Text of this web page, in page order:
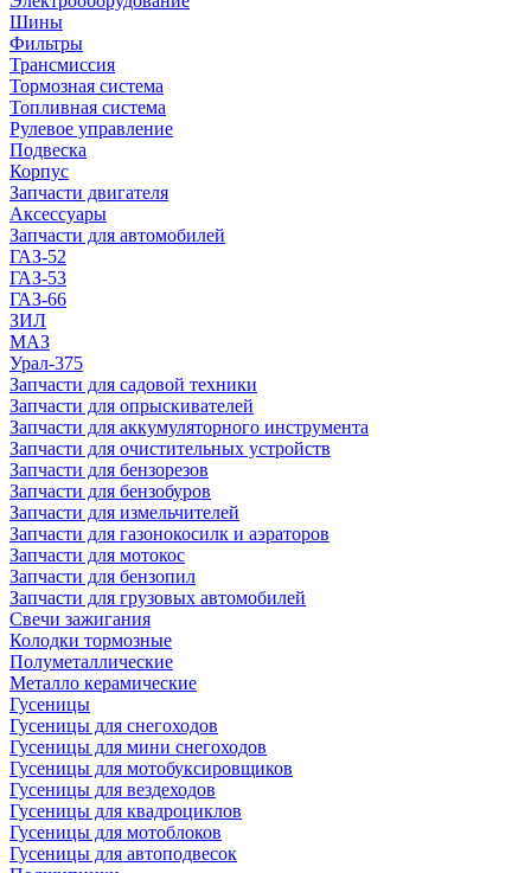
Шины
Фильтры
Трансмиссия
Тормозная система
Топливная система
Рулевое управление
Подвеска
Корпус
Запчасти двигателя
Аксессуары
Запчасти для автомобилей
ГАЗ-52
ГАЗ-53
ГАЗ-66
ЗИЛ
МАЗ
Урал-375
Запчасти для садовой техники
Запчасти для опрыскивателей
Запчасти для аккумуляторного инструмента
Запчасти для очистительных устройств
Запчасти для бензорезов
Запчасти для бензобуров
Запчасти для измельчителей
Запчасти для газонокосилк и аэраторов
Запчасти для мотокос
Запчасти для бензопил
Запчасти для грузовых автомобилей
Свечи зажигания
Колодки тормозные
Полуметаллические
Металло керамические
Гусеницы
Гусеницы для снегоходов
Гусеницы для мини снегоходов
Гусеницы для мотобуксировщиков
Гусеницы для вездеходов
Гусеницы для квадроциклов
Гусеницы для мотоблоков
Гусеницы для автоподвесок